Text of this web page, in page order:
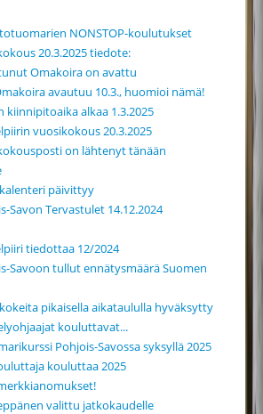
NONSTOP-koulutukset
20.3.2025 tiedote:
Omakoira on avattu
avautuu 10.3., huomioi nämä!
kiinnipitoaika alkaa 1.3.2025
vuosikokous 20.3.2025
on lähtenyt tänään
päivittyy
Savon Tervastulet 14.12.2024
tiedottaa 12/2024
Savoon tullut ennätysmäärä Suomen
pikaisella aikataululla hyväksytty
kouluttavat...
Pohjois-Savossa syksyllä 2025
kouluttaa 2025
valittu jatkokaudelle